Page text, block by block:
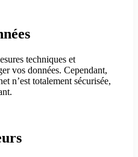
techniques et
vos données. Cependant,
n’est totalement sécurisée,